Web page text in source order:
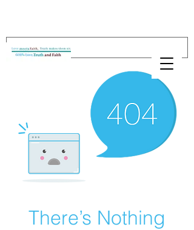
There’s Nothing